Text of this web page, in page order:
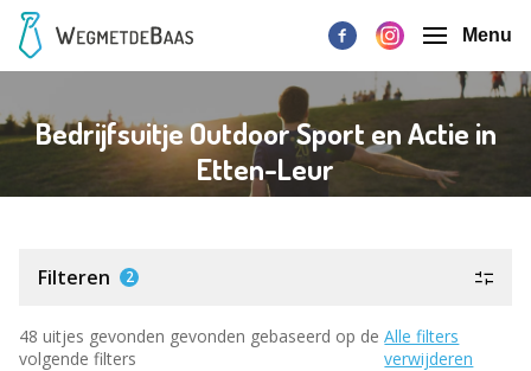
Menu
Bedrijfsuitje Outdoor Sport en Actie in
Etten-Leur
Filteren 2
48 uitjes gevonden gevonden gebaseerd op de
volgende filters
Alle filters
verwijderen